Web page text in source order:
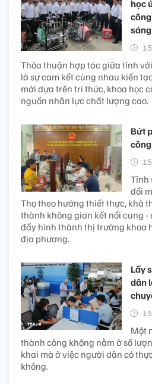
học
Thỏa thuận hợp tác giữa tỉnh
là sự cam kết cùng nhau kiến
mới dựa trên tri thức, khoa học
nguồn nhân lực chất lượng cao.
Bứt
Tỉnh
đổi
Thọ theo hướng thiết thực, khả
thành không gian kết nối cung -
đẩy hình thành thị trường khoa
địa phương.
Lấy
dân
Một
thành công không nằm ở số
khai mà ở việc người dân có
không.